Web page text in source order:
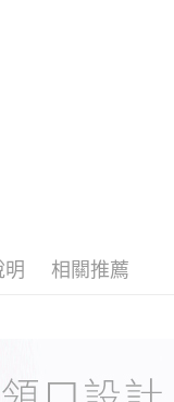
明 相關推薦